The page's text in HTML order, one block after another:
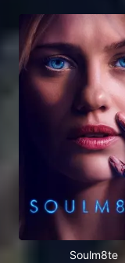
Soulm8te